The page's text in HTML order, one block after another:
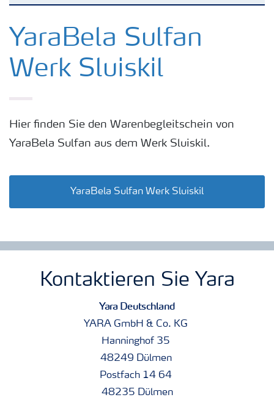
Kulturen
Düngemittel
Zukunft anpacken
YaraBela Sulfan
Werk Sluiskil
Hier finden Sie den Warenbegleitschein von
YaraBela Sulfan aus dem Werk Sluiskil.
YaraBela Sulfan Werk Sluiskil
Kontaktieren Sie Yara
Yara Deutschland
YARA GmbH & Co. KG
Hanninghof 35
48249 Dülmen
Postfach 14 64
48235 Dülmen